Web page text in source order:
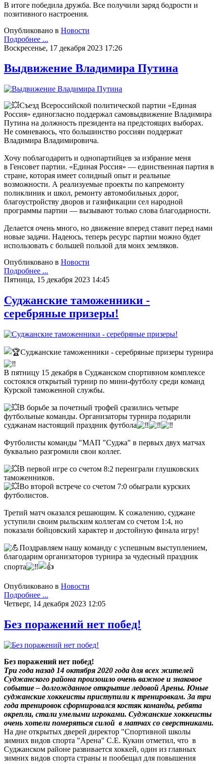
В итоге победила дружба. Все получили заряд бодрости и
позитивного настроения.
Опубликовано в Новости
Подробнее ...
Воскресенье, 17 декабря 2023 17:26
Выдвижение Владимира Путина
Съезд Всероссийской политической партии «Единая
Россия» единогласно поддержал самовыдвижение Владимира
Путина на должность президента на предстоящих выборах.
Не сомневаюсь, что большинство россиян поддержат
Владимира Владимировича.
Хочу поблагодарить и однопартийцев за избрание меня
в Генсовет партии. «Единая Россия» — единственная партия в
стране, которая имеет солидный опыт и реальные
возможности. А реализуемые проекты по капремонту
поликлиник и школ, ремонту автомобильных дорог,
благоустройству дворов и газификации сел народной
программы партии — вызывают только слова благодарности.
Делается очень много, но движение вперед ставит перед нами
новые задачи. Надеюсь, теперь ресурс партии можно будет
использовать с большей пользой для моих земляков.
Опубликовано в Новости
Подробнее ...
Пятница, 15 декабря 2023 14:45
Суджанские таможенники -
серебряные призеры!
Суджанские таможенники - серебряные призеры турнира
В пятницу 15 декабря в Суджанском спортивном комплексе
состоялся открытый турнир по мини-футболу среди команд
Курской таможенной службы.
В борьбе за почетный трофей сразились четыре
футбольные команды. Организаторы турнира подарили
суджанам настоящий праздник футбола
Футболисты команды "МАП "Суджа" в первых двух матчах
буквально разгромили свои коллег.
В первой игре со счетом 8:2 переиграли глушковских
таможенников.
Во второй встрече со счетом 7:0 обыграли курских
футболистов.
Третий матч оказался решающим. К сожалению, суджане
уступили своим рыльским коллегам со счетом 1:4, но
показали бойцовский характер и достойную финала игру!
Поздравляем нашу команду с успешным выступлением,
благодарим организаторов турнира за чудесный праздник
спорта
Опубликовано в Новости
Подробнее ...
Четверг, 14 декабря 2023 12:05
Без поражений нет побед!
Без поражений нет побед!
Три года назад 14 октября 2020 года для всех жителей
Суджанского района произошло очень важное и знаковое
событие – долгожданное открытие ледовой Арены. Юные
суджанские хоккеисты приступили к тренировкам. За три
года тренировок сформировался костяк команды, ребята
окрепли, стали умелыми игроками. Суджанские хоккеисты
очень хотели померяться силой в матчах со сверстниками.
На дне открытых дверей директор "Спортивной школы
зимних видов спорта "Арена" С.Е. Кукин отметил, что в
Суджанском районе развивается хоккей, один из главных
зимних видов спорта страны и пообещал для повышения